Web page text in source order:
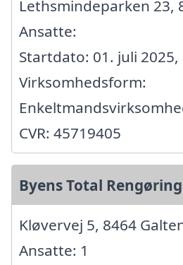
Lethsmindeparken 23,
Ansatte:
Startdato: 01. juli 2025,
Virksomhedsform:
CVR: 45719405
Byens Total Rengøring
Kløvervej 5, 8464
Ansatte: 1